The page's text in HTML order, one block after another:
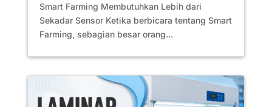
Smart Farming Membutuhkan Lebih dari
Sekadar Sensor Ketika berbicara tentang Smart
Farming, sebagian besar orang...